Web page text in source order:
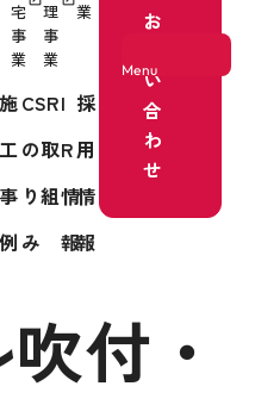
Menu
宅
事
業
理
事
業
業
施
工
事
例
CSR
の取
り組
み
I
R
情
報
採
用
情
報
お
い
合
わ
せ
付・